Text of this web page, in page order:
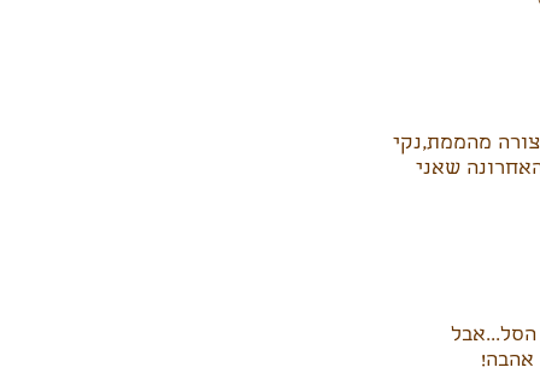
מהממת,נקי
שאני
הסל...אבל
אהבה!